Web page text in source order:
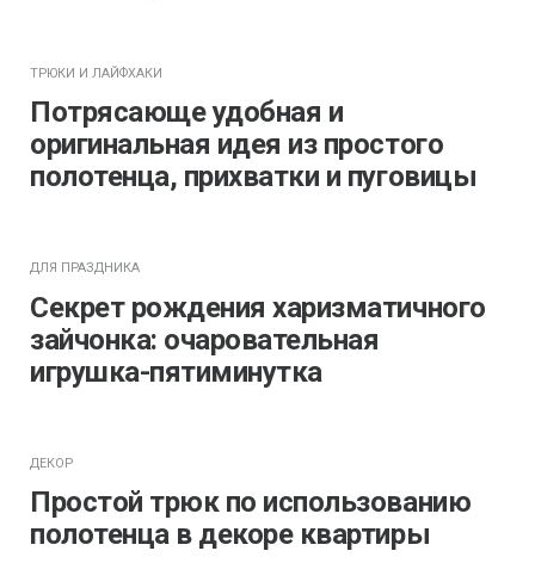
ТРЮКИ И ЛАЙФХАКИ
Потрясающе удобная и
оригинальная идея из простого
полотенца, прихватки и пуговицы
ДЛЯ ПРАЗДНИКА
Секрет рождения харизматичного
зайчонка: очаровательная
игрушка-пятиминутка
ДЕКОР
Простой трюк по использованию
полотенца в декоре квартиры